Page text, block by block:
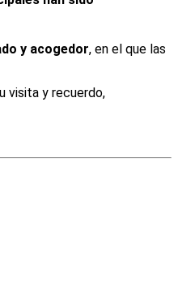
y acogedor, en el que las
visita y recuerdo,